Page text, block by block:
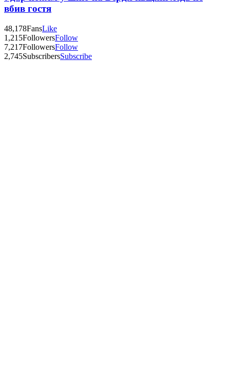
вбив гостя
48,178FansLike
1,215FollowersFollow
7,217FollowersFollow
2,745SubscribersSubscribe